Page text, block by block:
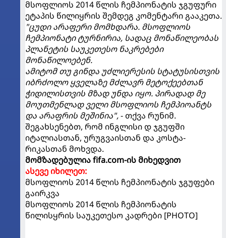
მსოფლიოს 2014 წლის ჩემპიონატის ჯგუფური
ეტაპის წილიყრის შემდეგ კომენტარი გააკეთა.
"ცუდი არაფერი მომხდარა. მსოფლიოს
ჩემპიონატი ტურნირია, სადაც მონაწილეობას
პლანეტის საუკეთესო ნაკრებები
მონაწილოებენ.
ამიტომ თუ გინდა უძლიერესის სტატუსისთვის
იბრძოლო ყველაზე მძლავრ მეტოქეებთან
ჭიდილისთვის მზად უნდა იყო. პირადად მე
მოუთმენლად ველი მსოფლიოს ჩემპიოანტს
და არაფრის მეშინია",- თქვა რუნიმ.
შეგახსენებთ, რომ ინგლისი დ ჯგუფში
იტალიასთან, ურუგვაისთან და კოსტა-
რიკასთან მოხვდა.
მომზადებულია fifa.com-ის მიხედვით
ასევე იხილეთ:
მსოფლიოს 2014 წლის ჩემპიონატის ჯგუფები
გაირკვა
მსოფლიოს 2014 წლის ჩემპიონატის
წილისყრის საუკეთესო კადრები [PHOTO]